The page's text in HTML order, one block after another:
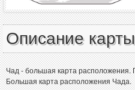
Описание
Чад - большая карта расположения.
Большая карта расположения Чада.